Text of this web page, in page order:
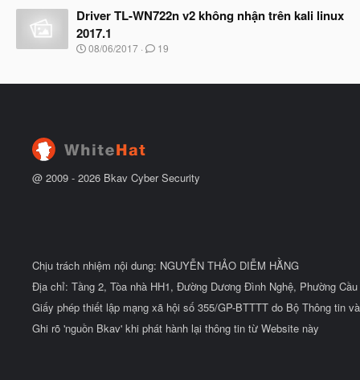
ầ
u
à
b
ắ
Driver TL-WN722n v2 không nhận trên kali linux
2017.1
N
y
ầ
08/06/2017 19
@ 2009 - 2026 Bkav Cyber Security
Chịu trách nhiệm nội dung: NGUYỄN THẢO DIỄM HẰNG
Địa chỉ: Tầng 2, Tòa nhà HH1, Đường Dương Đình Nghệ, Phường
Giấy phép thiết lập mạng xã hội số 355/GP-BTTTT do Bộ Thông tin
Ghi rõ 'nguồn Bkav' khi phát hành lại thông tin từ Website này